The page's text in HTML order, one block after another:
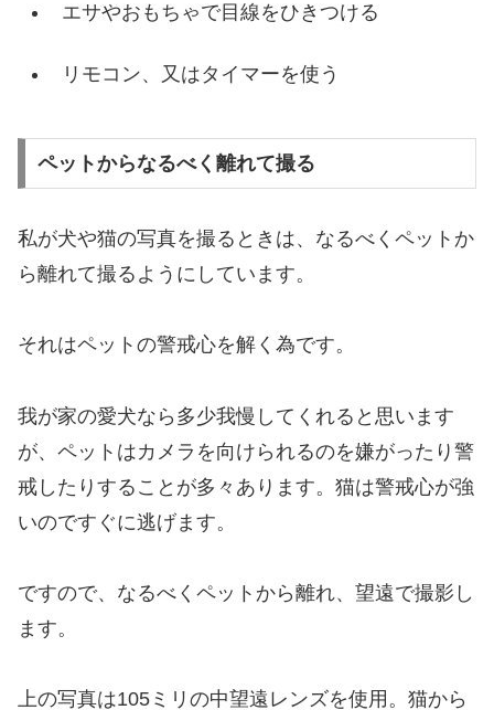
エサやおもちゃで目線をひきつける
リモコン、又はタイマーを使う
ペットからなるべく離れて撮る
私が犬や猫の写真を撮るときは、なるべくペットか
ら離れて撮るようにしています。
それはペットの警戒心を解く為です。
我が家の愛犬なら多少我慢してくれると思います
が、ペットはカメラを向けられるのを嫌がったり警
戒したりすることが多々あります。猫は警戒心が強
いのですぐに逃げます。
ですので、なるべくペットから離れ、望遠で撮影し
ます。
上の写真は105ミリの中望遠レンズを使用。猫から